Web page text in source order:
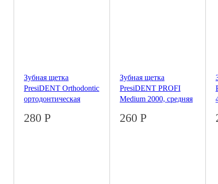
Зубная щетка
PresiDENT Orthodontic
ортодонтическая
280 Р
Зубная щетка
PresiDENT PROFI
Medium 2000, средняя
260 Р